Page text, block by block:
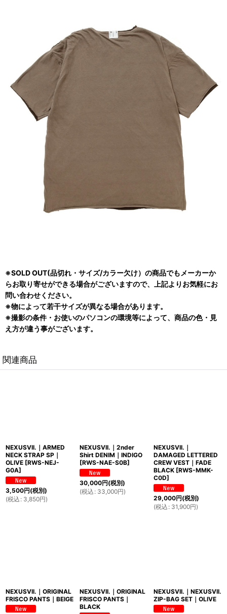
※SOLD OUT(品切れ・サイズ/カラー欠け）の商品でもメーカーか
らお取り寄せができる場合がございますので、上記よりお気軽にお
問い合わせください。
※物によって若干サイズが異なる場合があります。
※撮影の条件・お使いのパソコンの環境等によって、商品の色・見
え方が違う事がございます。
関連商品
NEXUSVII.｜ARMED
NECK STRAP SP｜
OLIVE [RWS-NEJ-
G0A]
3,500円(税別)
(税込 : 3,850円)
NEXUSVII.｜2nder
Shirt DENIM｜INDIGO
[RWS-NAE-S0B]
30,000円(税別)
(税込 : 33,000円)
NEXUSVII.｜
DAMAGED LETTERED
CREW VEST｜FADE
BLACK [RWS-MMK-
C0D]
29,000円(税別)
(税込 : 31,900円)
NEXUSVII.｜ORIGINAL
FRISCO PANTS｜BEIGE
NEXUSVII.｜ORIGINAL
FRISCO PANTS｜
BLACK
NEXUSVII.｜NEXUSVII.
ZIP-BAG SET｜OLIVE